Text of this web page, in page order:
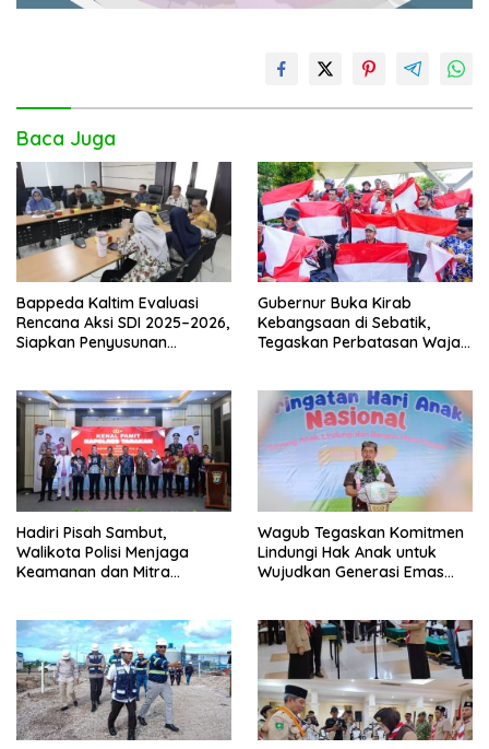
Baca Juga
Bappeda Kaltim Evaluasi
Rencana Aksi SDI 2025–2026,
Siapkan Penyusunan
Gubernur Buka Kirab
Kebangsaan di Sebatik,
Tegaskan Perbatasan Wajah
Hadiri Pisah Sambut,
Walikota Polisi Menjaga
Keamanan dan Mitra
Wagub Tegaskan Komitmen
Lindungi Hak Anak untuk
Wujudkan Generasi Emas